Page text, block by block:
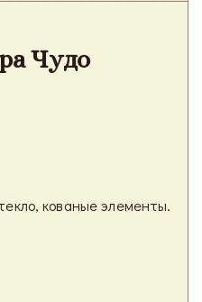
Чудо
кованые элементы.